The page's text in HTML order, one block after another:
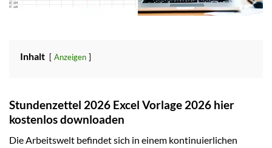
Inhalt Anzeigen
Stundenzettel 2026 Excel Vorlage 2026 hier
kostenlos downloaden
Die Arbeitswelt befindet sich in einem kontinuierlichen